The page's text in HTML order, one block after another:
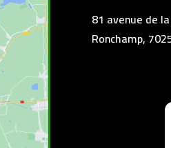
81 avenue de
Ronchamp,